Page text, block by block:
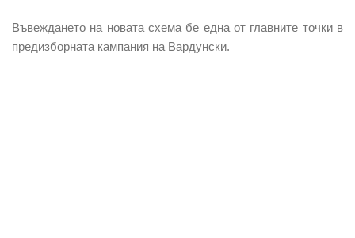
Въвеждането на новата схема бе една от главните точки в
предизборната кампания на Вардунски.